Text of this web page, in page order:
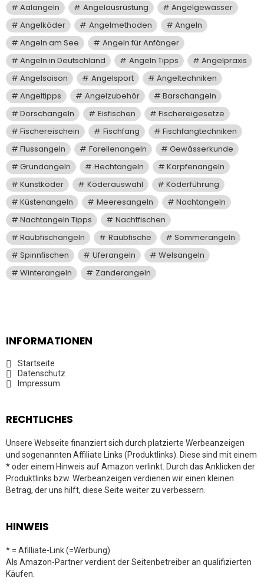
Aalangeln Angelausrüstung
Angelgewässer
Angelköder
Angelmethoden
Angeln
Angeln am See
Angeln für Anfänger
Angeln in Deutschland
Angeln Tipps
Angelpraxis
Angelsaison
Angelsport
Angeltechniken
Angeltipps
Angelzubehör
Barschangeln
Dorschangeln
Eisfischen
Fischereigesetze
Fischereischein
Fischfang
Fischfangtechniken
Flussangeln
Forellenangeln
Gewässerkunde
Grundangeln
Hechtangeln
Karpfenangeln
Kunstköder
Köderauswahl
Köderführung
Küstenangeln
Meeresangeln
Nachtangeln
Nachtangeln Tipps
Nachtfischen
Raubfischangeln
Raubfische
Sommerangeln
Spinnfischen
Uferangeln
Welsangeln
Winterangeln
Zanderangeln
INFORMATIONEN
Startseite
Datenschutz
Impressum
RECHTLICHES
Unsere Webseite finanziert sich durch platzierte Werbeanzeigen
und sogenannten Affiliate Links (Produktlinks). Diese sind mit einem
* oder einem Hinweis auf Amazon verlinkt. Durch das Anklicken der
Produktlinks bzw. Werbeanzeigen verdienen wir einen kleinen
Betrag, der uns hilft, diese Seite weiter zu verbessern.
HINWEIS
* = Afilliate-Link (=Werbung)
Als Amazon-Partner verdient der Seitenbetreiber an qualifizierten
Käufen.